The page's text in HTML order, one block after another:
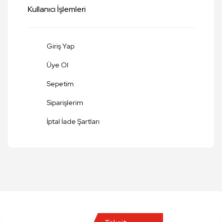
Kullanıcı İşlemleri
Giriş Yap
Üye Ol
Sepetim
Siparişlerim
İptal İade Şartları